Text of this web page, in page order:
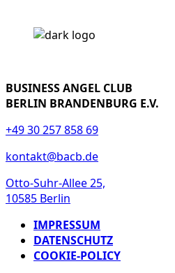
BUSINESS ANGEL CLUB
BERLIN BRANDENBURG E.V.
+49 30 257 858 69
kontakt@bacb.de
Otto-Suhr-Allee 25,
10585 Berlin
IMPRESSUM
DATENSCHUTZ
COOKIE-POLICY